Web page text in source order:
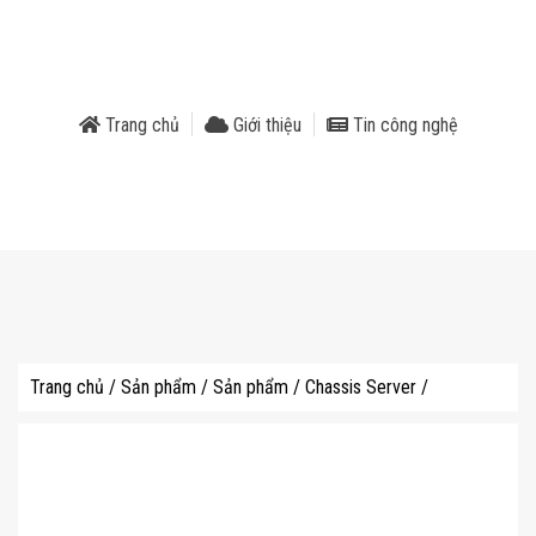
Trang chủ Giới thiệu Tin công nghệ
Trang chủ / Sản phẩm / Sản phẩm / Chassis Server /